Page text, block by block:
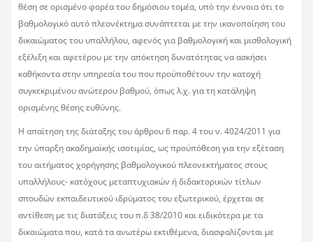
θέση σε ορισμένο φορέα του δημόσιου τομέα, υπό την έννοια ότι το
βαθμολογικό αυτό πλεονέκτημα συνάπτεται με την ικανοποίηση του
δικαιώματος του υπαλλήλου, αφενός για βαθμολογική και μισθολογική
εξέλιξη και αφετέρου με την απόκτηση δυνατότητας να ασκήσει
καθήκοντα στην υπηρεσία του που προϋποθέτουν την κατοχή
συγκεκριμένου ανώτερου βαθμού, όπως λ.χ. για τη κατάληψη
ορισμένης θέσης ευθύνης.
Η απαίτηση της διάταξης του άρθρου 6 παρ. 4 του ν. 4024/2011 για
την ύπαρξη ακαδημαϊκής ισοτιμίας, ως προϋπόθεση για την εξέταση
του αιτήματος χορήγησης βαθμολογικού πλεονεκτήματος στους
υπαλλήλους- κατόχους μεταπτυχιακών ή διδακτορικών τίτλων
σπουδών εκπαιδευτικού ιδρύματος του εξωτερικού, έρχεται σε
αντίθεση με τις διατάξεις του π.δ 38/2010 και ειδικότερα με τα
δικαιώματα που, κατά τα ανωτέρω εκτιθέμενα, διασφαλίζονται με